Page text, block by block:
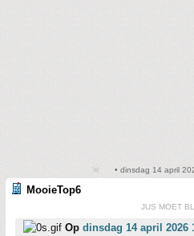
• dinsdag 14 april
MooieTop6
JUS MOET
Op dinsdag 14 april 2026